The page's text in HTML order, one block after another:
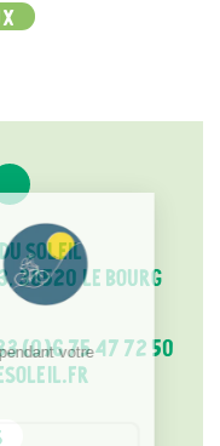
SOLEIL
38520 LE BOURG
(0)6 75 47 72 50